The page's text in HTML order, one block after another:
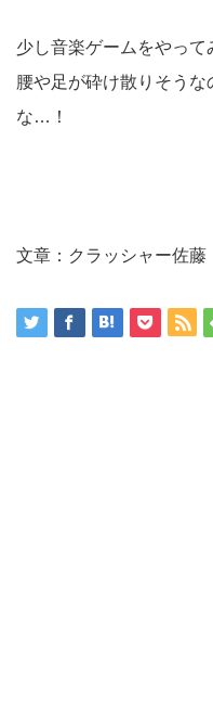
少し音楽ゲームをやっ
腰や足が砕け散りそう
な…！
文章：クラッシャー佐藤